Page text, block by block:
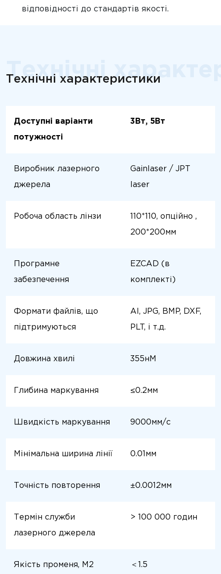
відповідності до стандартів якості.
Технічні
Технічні характеристики
Доступні варіанти
потужності
3Вт, 5Вт
Виробник лазерного
джерела
Gainlaser / JPT
laser
Робоча область лінзи 110*110, опційно ,
200*200мм
Програмне
забезпечення
EZCAD (в
комплекті)
Формати файлів, що
підтримуються
AI, JPG, BMP, DXF,
PLT, і т.д.
Довжина хвилі 355нМ
Глибина маркування ≤0.2мм
Швидкість маркування 9000мм/с
Мінімальна ширина лінії 0.01мм
Точність повторення ±0.0012мм
Термін служби
лазерного джерела
> 100 000 годин
Якість променя, M2 ＜1.5